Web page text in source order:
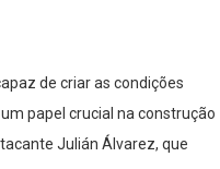
de criar as condições
papel crucial na construção
Julián Álvarez, que